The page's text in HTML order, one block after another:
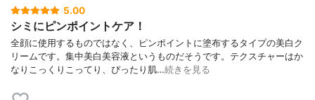
5.00
シミにピンポイントケア！
全顔に使用するものではなく、ピンポイントに塗布するタイプの美白ク
リームです。集中美白美容液というものだそうです。テクスチャーはか
なりこっくりこってり、ぴったり肌…続きを見る